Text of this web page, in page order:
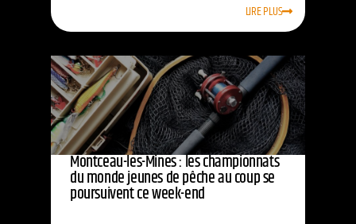
LIRE PLUS
Montceau-les-Mines : les championnats
du monde jeunes de pêche au coup se
poursuivent ce week-end